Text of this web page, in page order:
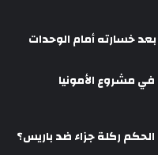
خسارته أمام الوحدات
في مشروع الأمونيا
ركلة جزاء ضد باريس؟